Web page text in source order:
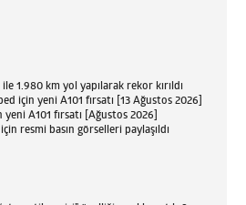
1.980 km yol yapılarak rekor kırıldı
için yeni A101 fırsatı [13 Ağustos 2026]
A101 fırsatı [Ağustos 2026]
resmi basın görselleri paylaşıldı